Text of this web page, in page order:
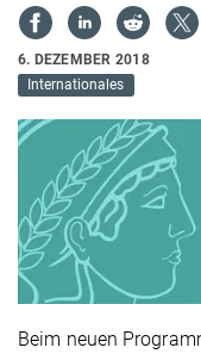
6. DEZEMBER 2018
Internationales
Beim neuen